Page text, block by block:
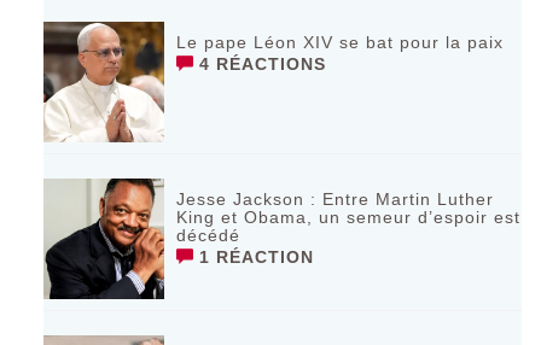
Le pape Léon XIV se bat pour la paix
4 RÉACTIONS
Jesse Jackson : Entre Martin Luther
King et Obama, un semeur d’espoir est
décédé
1 RÉACTION